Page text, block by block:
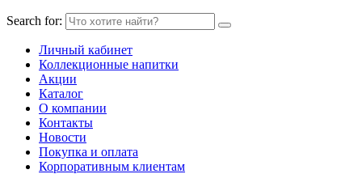
Search for:
Личный кабинет
Коллекционные напитки
Акции
Каталог
О компании
Контакты
Новости
Покупка и оплата
Корпоративным клиентам